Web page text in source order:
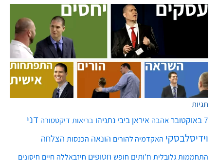
תגיות
7 באוקטובר אהבה איראן ביבי נתניהו בריאות דיקטטורה דני
וידיסלבסקי האקדמיה להורים הונאה הכנסות הצלחה
התחממות גלובלית ח'ותים חופש חטופים חיזבאללה חיים חיסונים